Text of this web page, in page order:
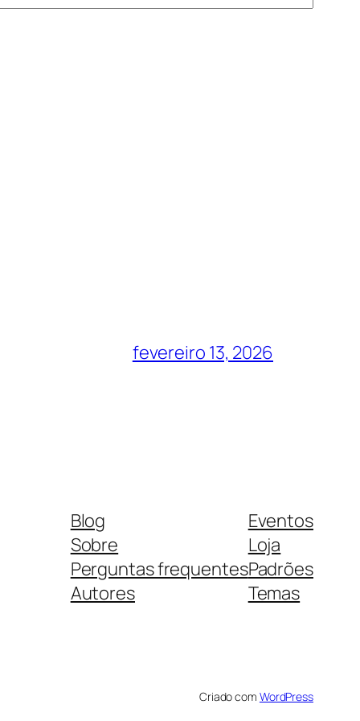
fevereiro 13, 2026
Blog
Sobre
Perguntas frequentes
Autores
Eventos
Loja
Padrões
Temas
Criado com WordPress